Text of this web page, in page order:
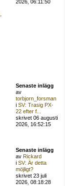
2026, 06:11:50
Senaste inlägg
av
torbjorn_forsman
iSV: Trasig PX-
22 efter f...
skrivet 06 augusti
2026, 16:52:15
Senaste inlägg
avRickard
iSV: Är detta
möjligt?
skrivet 23 juli
2026, 08:18:28